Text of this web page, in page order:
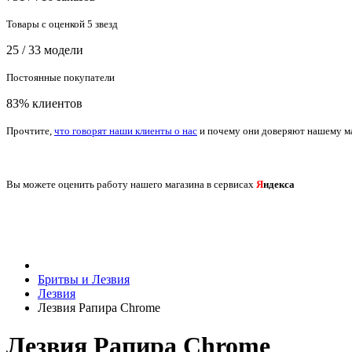
Товары с оценкой 5 звезд
25 / 33 модели
Постоянные покупатели
83% клиентов
Прочтите, что говорят наши клиенты о нас и почему они доверяют нашему
Вы можете оценить работу нашего магазина в сервисах Яндекса
Бритвы и Лезвия
Лезвия
Лезвия Рапира Сhrome
Лезвия Рапира Сhrome